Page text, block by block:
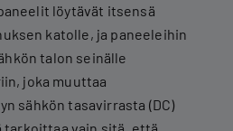
löytävät itsensä
katolle, ja paneeleihin
talon seinälle
joka muuttaa
sähkön tasavirrasta (DC)